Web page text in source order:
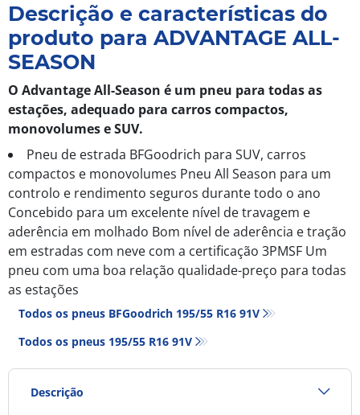
Descrição e características do
produto para ADVANTAGE ALL-
SEASON
O Advantage All-Season é um pneu para todas as
estações, adequado para carros compactos,
monovolumes e SUV.
Pneu de estrada BFGoodrich para SUV, carros
compactos e monovolumes Pneu All Season para um
controlo e rendimento seguros durante todo o ano
Concebido para um excelente nível de travagem e
aderência em molhado Bom nível de aderência e tração
em estradas com neve com a certificação 3PMSF Um
pneu com uma boa relação qualidade-preço para todas
as estações
Todos os pneus BFGoodrich 195/55 R16 91V
Todos os pneus‎ 195/55 R16 91V
Descrição